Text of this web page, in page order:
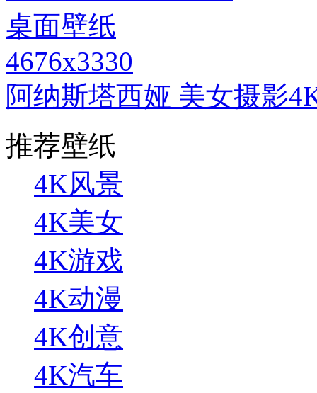
4676x3330
阿纳斯塔西娅 美女摄影
推荐壁纸
4K风景
4K美女
4K游戏
4K动漫
4K创意
4K汽车